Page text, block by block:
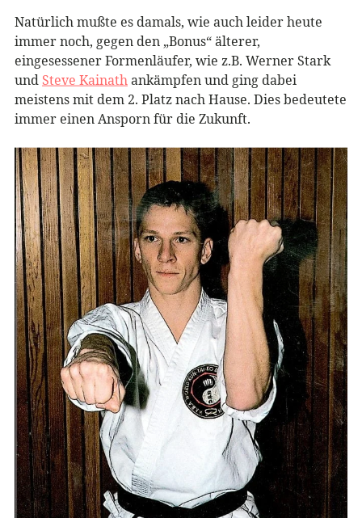
Natürlich mußte es damals, wie auch leider heute
immer noch, gegen den „Bonus“ älterer,
eingesessener Formenläufer, wie z.B. Werner Stark
und Steve Kainath ankämpfen und ging dabei
meistens mit dem 2. Platz nach Hause. Dies bedeutete
immer einen Ansporn für die Zukunft.